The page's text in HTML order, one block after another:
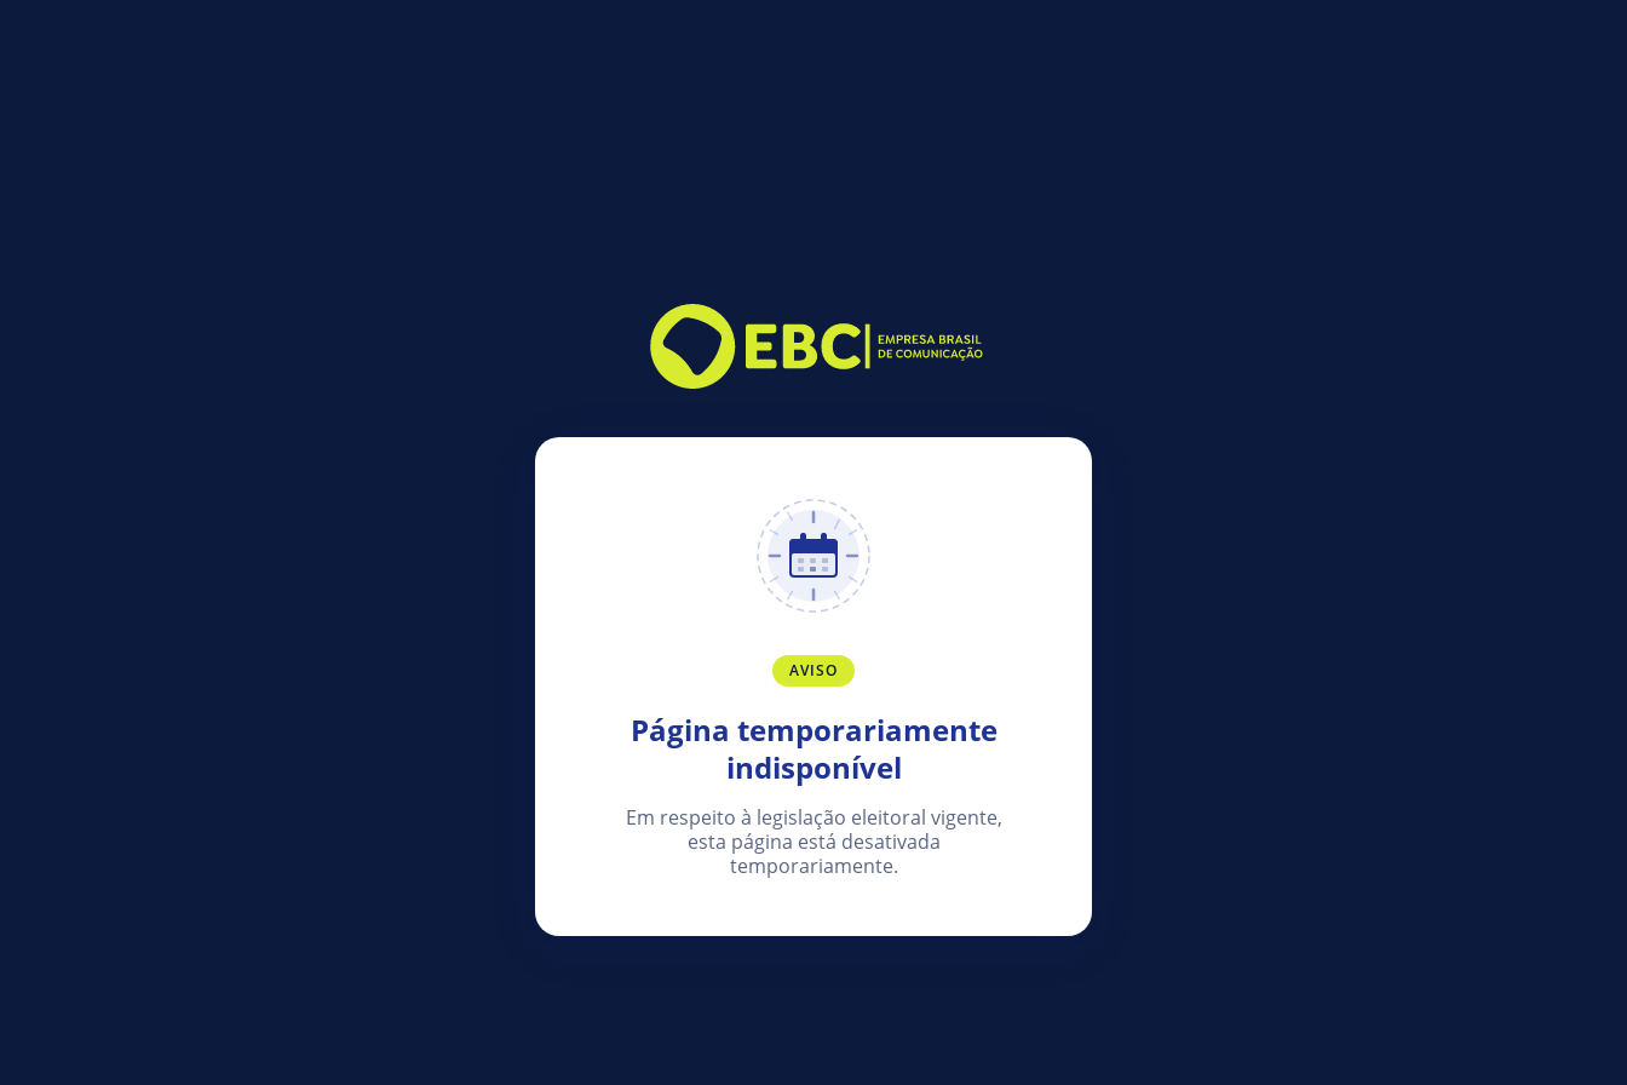
AVISO
Página temporariamente
indisponível
Em respeito à legislação eleitoral vigente,
esta página está desativada
temporariamente.